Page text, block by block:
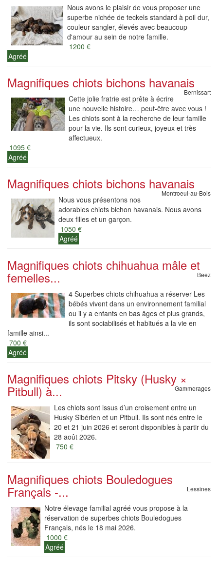
Nous avons le plaisir de vous proposer une
superbe nichée de teckels standard à poil dur,
couleur sangler, élevés avec beaucoup
d'amour au sein de notre famille.
1200 €
Agréé
Magnifiques chiots bichons havanais
Bernissart
Cette jolie fratrie est prête à écrire
une nouvelle histoire… peut-être avec vous !
Les chiots sont à la recherche de leur famille
pour la vie. Ils sont curieux, joyeux et très
affectueux.
1095 €
Agréé
Magnifiques chiots bichons havanais
Montroeul-au-Bois
Nous vous présentons nos
adorables chiots bichon havanais. Nous avons
deux filles et un garçon.
1050 €
Agréé
Magnifiques chiots chihuahua mâle et
femelles... Beez
4 Superbes chiots chihuahua a réserver Les
bébés vivent dans un environnement familial
ou il y a enfants en bas âges et plus grands,
ils sont sociabilisés et habitués a la vie en
famille ainsi...
700 €
Agréé
Magnifiques chiots Pitsky (Husky ×
Pitbull) à... Gammerages
Les chiots sont issus d’un croisement entre un
Husky Sibérien et un Pitbull. Ils sont nés entre le
20 et 21 juin 2026 et seront disponibles à partir du
28 août 2026.
750 €
Magnifiques chiots Bouledogues
Français -... Lessines
Notre élevage familial agréé vous propose à la
réservation de superbes chiots Bouledogues
Français, nés le 18 mai 2026.
1000 €
Agréé